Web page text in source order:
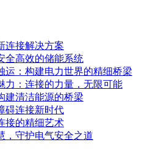
连接解决方案
全高效的储能系统
运：构建电力世界的精细桥梁
力：连接的力量，无限可能
建清洁能源的桥梁
碍连接新时代
接的精细艺术
，守护电气安全之道